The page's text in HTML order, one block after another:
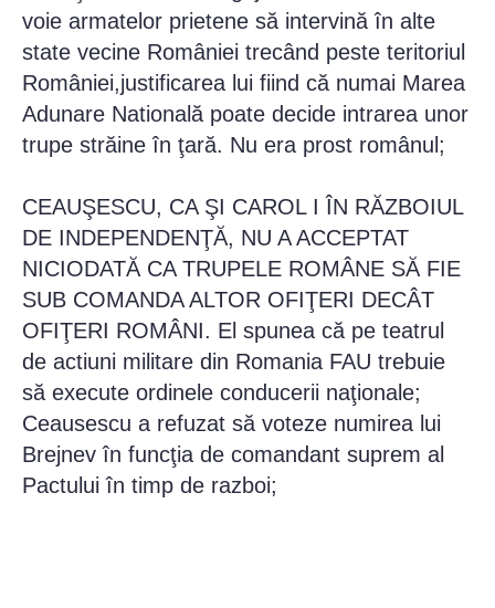
voie armatelor prietene să intervină în alte
state vecine României trecând peste teritoriul
României,justificarea lui fiind că numai Marea
Adunare Natională poate decide intrarea unor
trupe străine în ţară. Nu era prost românul;
CEAUŞESCU, CA ŞI CAROL I ÎN RĂZBOIUL
DE INDEPENDENŢĂ, NU A ACCEPTAT
NICIODATĂ CA TRUPELE ROMÂNE SĂ FIE
SUB COMANDA ALTOR OFIŢERI DECÂT
OFIŢERI ROMÂNI. El spunea că pe teatrul
de actiuni militare din Romania FAU trebuie
să execute ordinele conducerii naţionale;
Ceausescu a refuzat să voteze numirea lui
Brejnev în funcţia de comandant suprem al
Pactului în timp de razboi;